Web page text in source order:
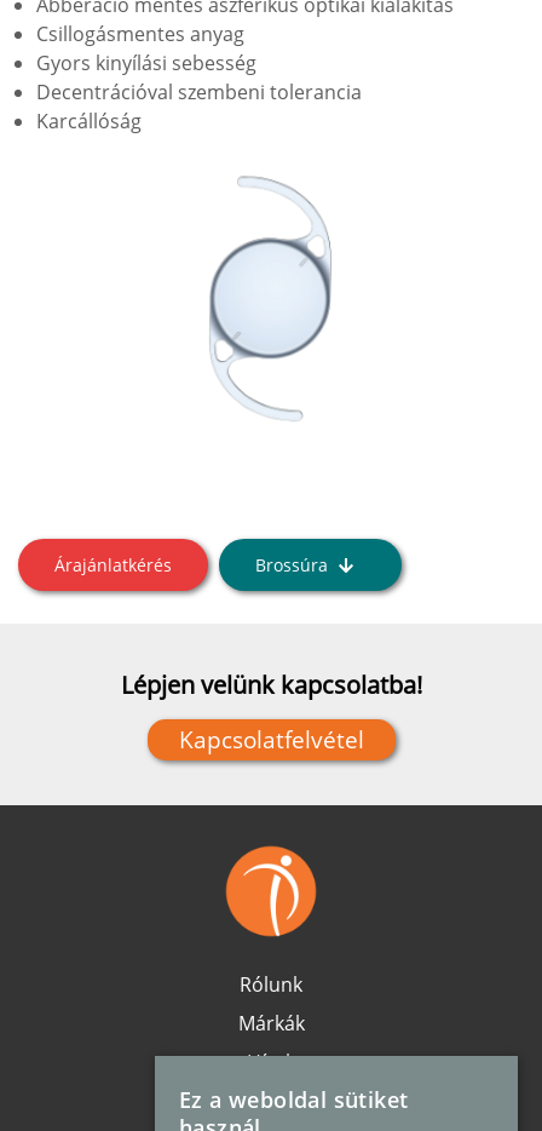
Csillogásmentes anyag
Gyors kinyílási sebesség
Decentrációval szembeni tolerancia
Karcállóság
Árajánlatkérés Brossúra
Lépjen velünk kapcsolatba!
Kapcsolatfelvétel
Rólunk
Márkák
Hírek
Karrier
Ez a weboldal sütiket